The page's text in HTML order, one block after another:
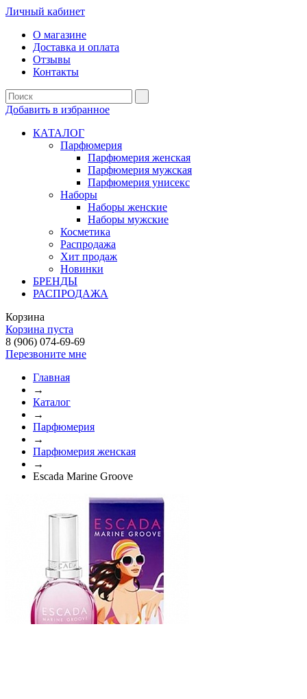
Личный кабинет
О магазине
Доставка и оплата
Отзывы
Контакты
Добавить в избранное
КАТАЛОГ
Парфюмерия
Парфюмерия женская
Парфюмерия мужская
Парфюмерия унисекс
Наборы
Наборы женские
Наборы мужские
Косметика
Распродажа
Хит продаж
Новинки
БРЕНДЫ
РАСПРОДАЖА
Корзина
Корзина пуста
8 (906) 074-69-69
Перезвоните мне
Главная
→
Каталог
→
Парфюмерия
→
Парфюмерия женская
→
Escada Marine Groove